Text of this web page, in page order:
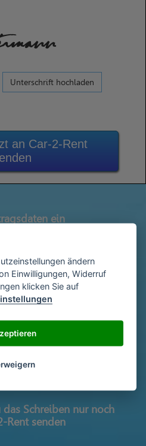
Unterschrift hochladen
an Car-2-Rent
ein
und deine Adresse
Schreiben mit deinem
eine Unterschrift hoch
Schreiben nur noch
Rent senden
ändern
Einwilligungen, Widerruf
klicken Sie auf